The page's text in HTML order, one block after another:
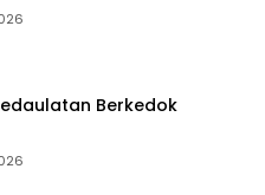
Berkedok